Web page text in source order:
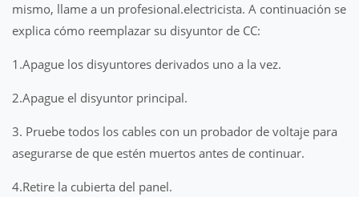
mismo, llame a un profesional.electricista. A continuación se
explica cómo reemplazar su disyuntor de CC:
1.Apague los disyuntores derivados uno a la vez.
2.Apague el disyuntor principal.
3. Pruebe todos los cables con un probador de voltaje para
asegurarse de que estén muertos antes de continuar.
4.Retire la cubierta del panel.